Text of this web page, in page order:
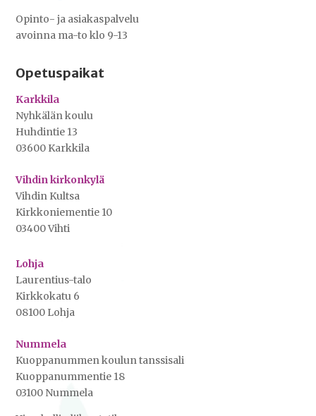
Opinto- ja asiakaspalvelu
avoinna ma-to klo 9-13
Opetuspaikat
Karkkila
Nyhkälän koulu
Huhdintie 13
03600 Karkkila
Vihdin kirkonkylä
Vihdin Kultsa
Kirkkoniementie 10
03400 Vihti
Lohja
Laurentius-talo
Kirkkokatu 6
08100 Lohja
Nummela
Kuoppanummen koulun tanssisali
Kuoppanummentie 18
03100 Nummela